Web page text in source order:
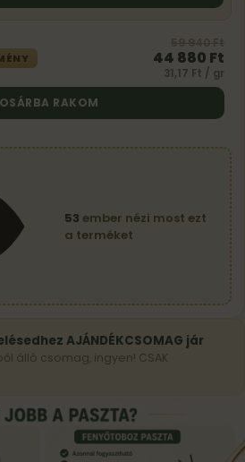
44 880 Ft
31,17 Ft / gr
RAKOM
53 ember nézi most ezt
a terméket
AJÁNDÉKCSOMAG jár
álló csomag, ingyen! CSAK